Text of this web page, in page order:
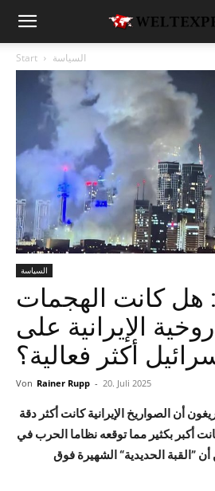
Start السياسة
السياسة
هل كانت الهجمات
الإيرانية على
أكثر فعالية؟
Von Rainer Rupp - 20. Juli 2025
أن الصواريخ الإيرانية كانت أكثر دقة
أكبر بكثير مما توقعه نظاما الحرب في
”القبة الحديدية“ الشهيرة فوق